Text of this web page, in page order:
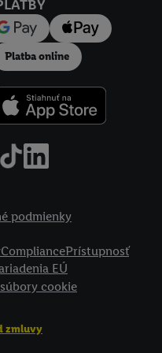
Platba online
podmienky
CompliancePrístupnosť
EÚ
cookie
zmluvy
Kliknutím na "Súhlasím
vyššie uvedené účely.
dobe uchovávania
ochrany osobných